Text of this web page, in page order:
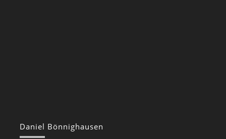
Daniel Bönnighausen